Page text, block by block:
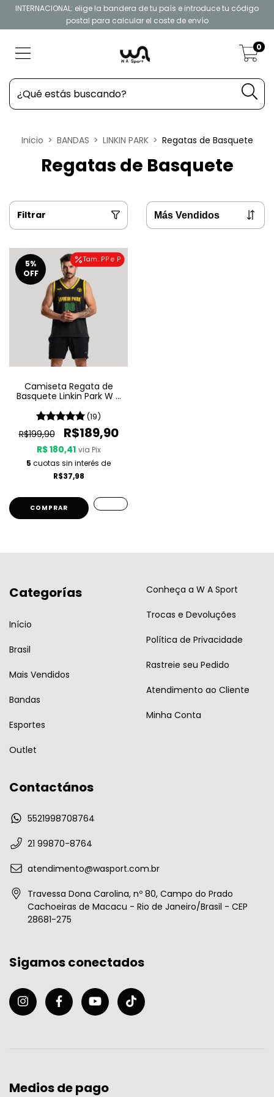
INTERNACIONAL: elige la bandera de tu país e introduce tu código
postal para calcular el coste de envío
0
Inicio > BANDAS > LINKIN PARK > Regatas de Basquete
Regatas de Basquete
Filtrar
Tam. PP e P
5%
OFF
Camiseta Regata de
Basquete Linkin Park W A
(19)
R$199,90 R$189,90
R$ 180,41 via Pix
5 cuotas sin interés de
R$37,98
COMPRAR
Categorías
Início
Brasil
Mais Vendidos
Bandas
Esportes
Outlet
Conheça a W A Sport
Trocas e Devoluções
Política de Privacidade
Rastreie seu Pedido
Atendimento ao Cliente
Minha Conta
Contactános
5521998708764
21 99870-8764
atendimento@wasport.com.br
Travessa Dona Carolina, nº 80, Campo do Prado
Cachoeiras de Macacu - Rio de Janeiro/Brasil - CEP
28681-275
Sigamos conectados
Medios de pago